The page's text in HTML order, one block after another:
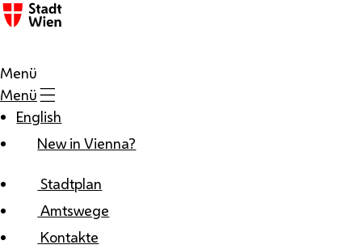
Zum Inhalt
Menü
Menü
English
New in Vienna?
Stadtplan
Amtswege
Kontakte